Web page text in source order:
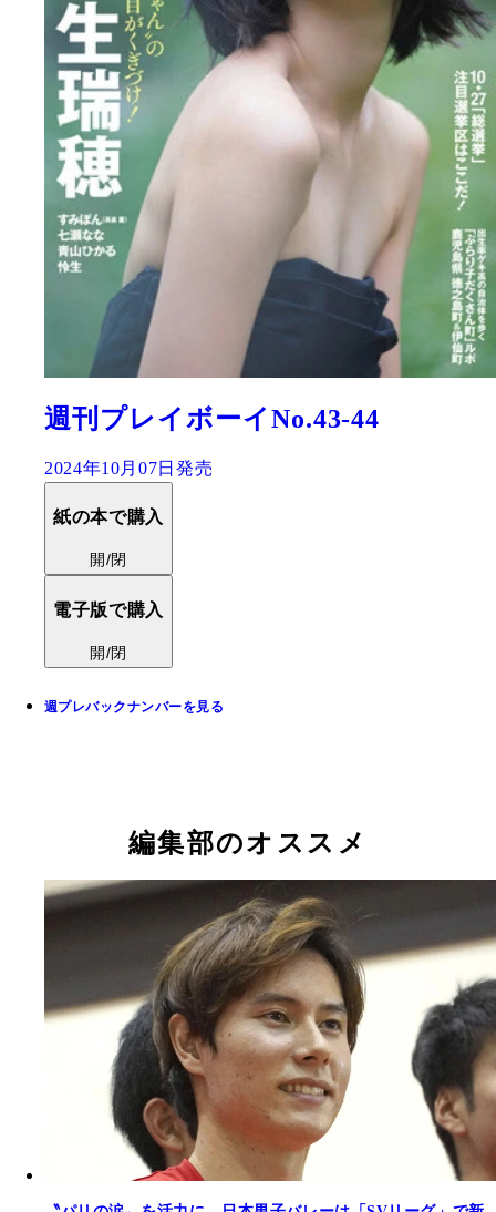
週刊プレイボーイNo.43-44
2024年10月07日発売
紙の本で購入
開/閉
電子版で購入
開/閉
週プレバックナンバーを見る
編集部のオススメ